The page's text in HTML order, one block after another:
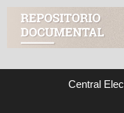
Central